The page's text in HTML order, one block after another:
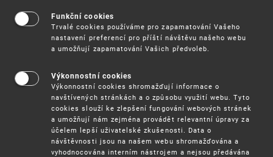
zájmu posílení boje proti padělání má tato
iniciativa vyjasnit role a povinnosti držitelů práv,
zprostředkovatelů (např. online platforem,
platebních a přepravních služeb,
orgánů. Nyní Evropská komise vyzvala širokou
veřejnost k předložení důkazů a návrhů k této
sadě nástrojů. Zaslané příspěvky budou
zohledněny při dalším vývoji a dolaďování této
iniciativy a pomohou vytvořit účinné nástroje pro
veřejné orgány a společnosti, zejména malé
a střední podniky, pro boj proti padělkům.
Funkční cookies
Trvalé cookies používáme pro zapamatování Vašeho
nastavení preferencí pro příští návštěvu našeho webu
a umožňují zapamatování Vašich předvoleb.
Výkonnostní cookies
Výkonnostní cookies shromažďují informace o
navštívených stránkách a o způsobu využití webu. Tyto
cookies slouží ke zlepšení fungování webových stránek
a umožňují nám zejména provádět relevantní úpravy za
účelem lepší uživatelské zkušenosti. Data o
návštěvnosti jsou na našem webu shromažďována a
vyhodnocována interním nástrojem a nejsou předávána